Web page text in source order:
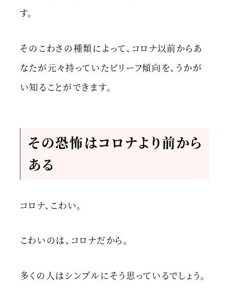
す。
そのこわさの種類によって、コロナ以前からあ
なたが元々持っていたビリーフ傾向を、うかが
い知ることができます。
その恐怖はコロナより前から
ある
コロナ、こわい。
こわいのは、コロナだから。
多くの人はシンプルにそう思っているでしょう。